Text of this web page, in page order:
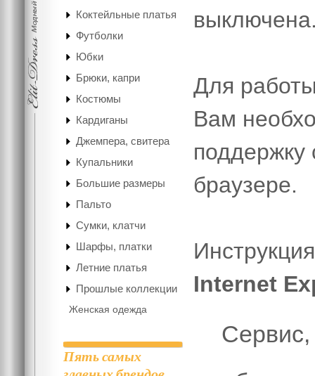
Коктейльные платья
Футболки
Юбки
Брюки, капри
Костюмы
Кардиганы
Джемпера, свитера
Купальники
Большие размеры
Пальто
Сумки, клатчи
Шарфы, платки
Летние платья
Прошлые коллекции
Женская одежда
Пять самых
Для
Вам
браузере.
Internet